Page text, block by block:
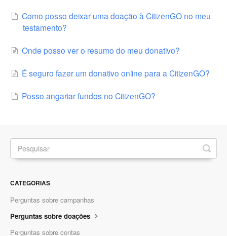
Como posso deixar uma doação à CitizenGO no meu
testamento?
Onde posso ver o resumo do meu donativo?
É seguro fazer um donativo online para a CitizenGO?
Posso angariar fundos no CitizenGO?
CATEGORIAS
Perguntas sobre campanhas
Perguntas sobre doações
Perguntas sobre contas